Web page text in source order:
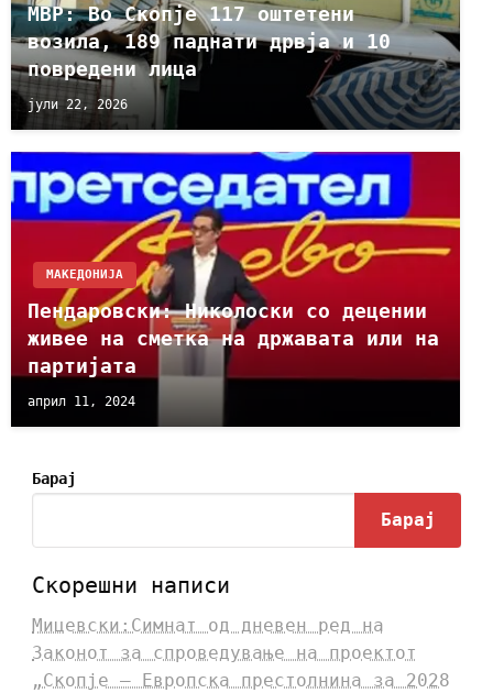
МВР: Во Скопје 117 оштетени
возила, 189 паднати дрвја и 10
повредени лица
јули 22, 2026
МАКЕДОНИЈА
Пендаровски: Николоски со децении
живее на сметка на државата или на
партијата
април 11, 2024
Барај
Барај
Скорешни написи
Мицевски:Симнат од дневен ред на
Законот за спроведување на проектот
„Скопје – Европска престолнина за 2028